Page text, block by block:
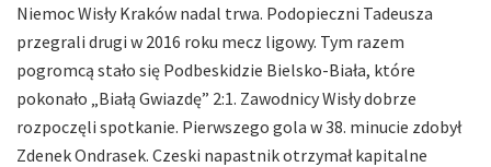
Niemoc Wisły Kraków nadal trwa. Podopieczni Tadeusza
przegrali drugi w 2016 roku mecz ligowy. Tym razem
pogromcą stało się Podbeskidzie Bielsko-Biała, które
pokonało „Białą Gwiazdę” 2:1. Zawodnicy Wisły dobrze
rozpoczęli spotkanie. Pierwszego gola w 38. minucie zdobył
Zdenek Ondrasek. Czeski napastnik otrzymał kapitalne